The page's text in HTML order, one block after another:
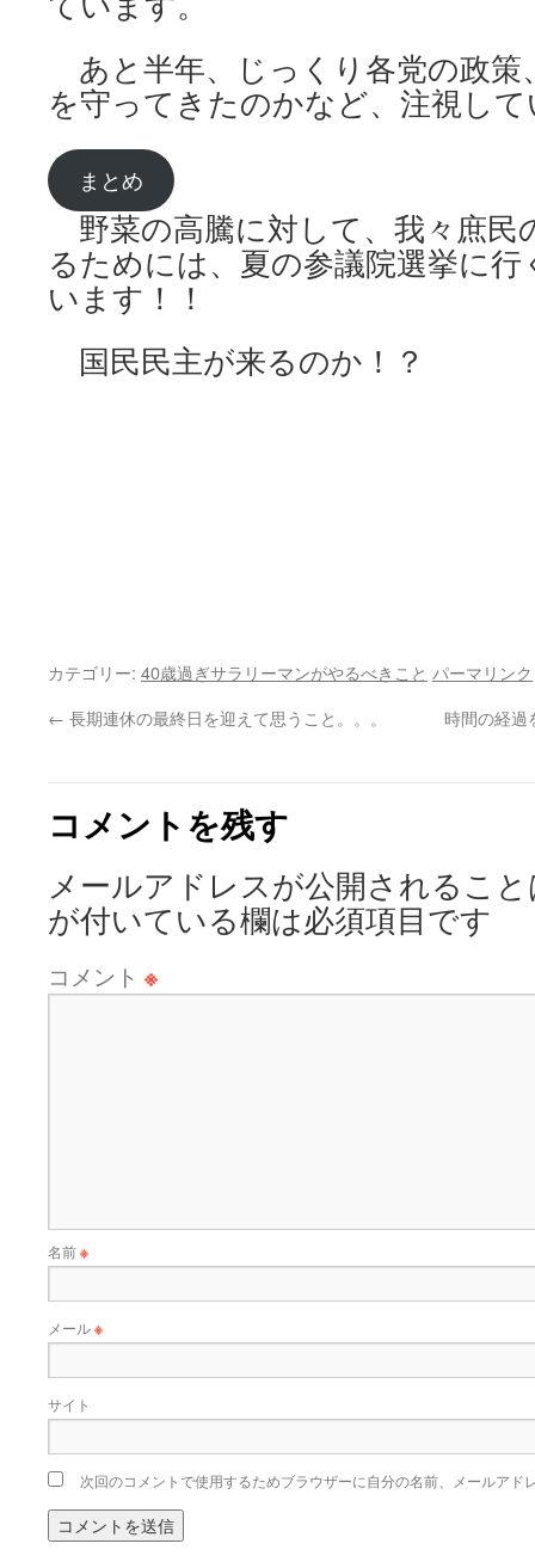
あと半年、じっくり各党の政策
を守ってきたのかなど、注視し
まとめ
野菜の高騰に対して、我々庶民
るためには、夏の参議院選挙に
います！！
国民民主が来るのか！？
カテゴリー: 40歳過ぎサラリーマンがやるべきこと パーマリンク
← 長期連休の最終日を迎えて思うこと。。。 時間の経過
コメントを残す
メールアドレスが公開されるこ
が付いている欄は必須項目です
コメント ※
名前※
メール※
サイト
次回のコメントで使用するためブラウザーに自分の名前、メールアド